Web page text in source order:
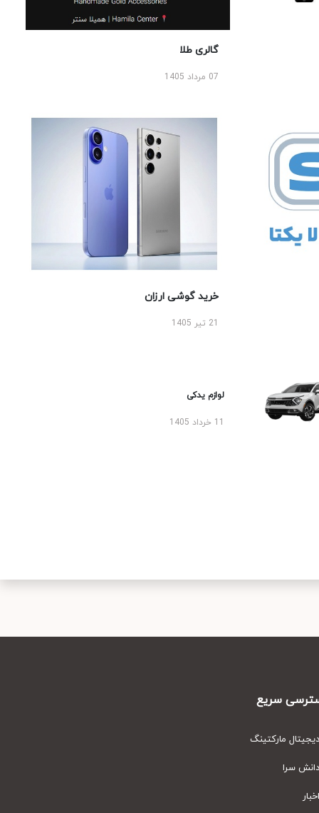
گالری طلا
07 مرداد 1405
خرید گوشی ارزان
لوازم یدکی
سریع
مارکتینگ
سرا